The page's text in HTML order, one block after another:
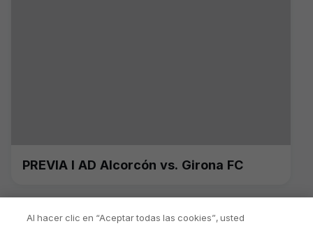
PREVIA I AD Alcorcón vs. Girona FC
Al hacer clic en “Aceptar todas las cookies”, usted